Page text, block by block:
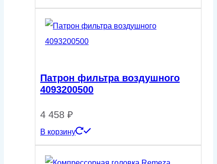
Патрон фильтра воздушного
4093200500
4 458 ₽
В корзину